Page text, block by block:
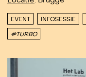
EVENT INFOSESSIE
#TURBO